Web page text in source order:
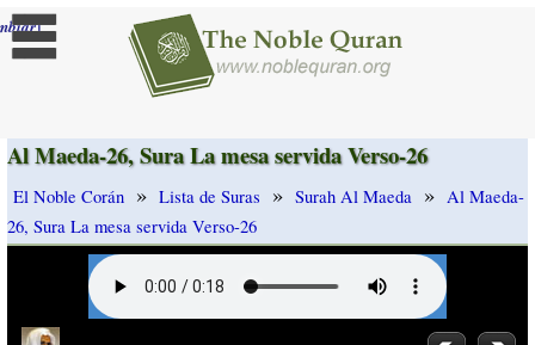
]
Al Maeda-26, Sura La mesa servida Verso-26
El Noble Corán » Lista de Suras » Surah Al Maeda » Al Maeda-
26, Sura La mesa servida Verso-26